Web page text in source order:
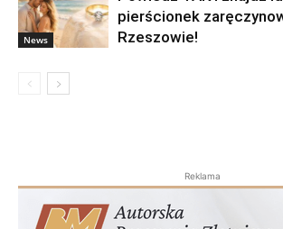
News
pierścionek
Rzeszowie!
Reklama